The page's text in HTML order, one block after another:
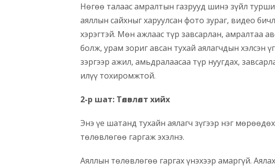
Нөгөө талаас амралтын газрууд шинэ зүйл
аяллын сайхныг харуулсан фото зураг, видео
хэрэгтэй. Мөн ажлаас түр завсарлан, амралтаа
болж, урам зориг авсан тухай аялагчдын хэлсэн
зэргээр ажил, амьдралаасаа түр нуугдах,
илүү тохиромжтой.
2-р шат: Төлөвлөлт хийх
Энэ үе шатанд тухайн аялагч зүгээр нэг
төлөвлөгөө гаргаж эхэлнэ.
Аяллын төлөвлөгөө гаргах үнэхээр амаргүй.